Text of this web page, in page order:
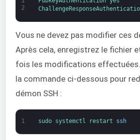
2
Vous ne devez pas modifier ces
Après cela, enregistrez le fichier
fois les modifications
la commande ci-dessous pour
démon SSH :
1 sudo systemctl restart ssh